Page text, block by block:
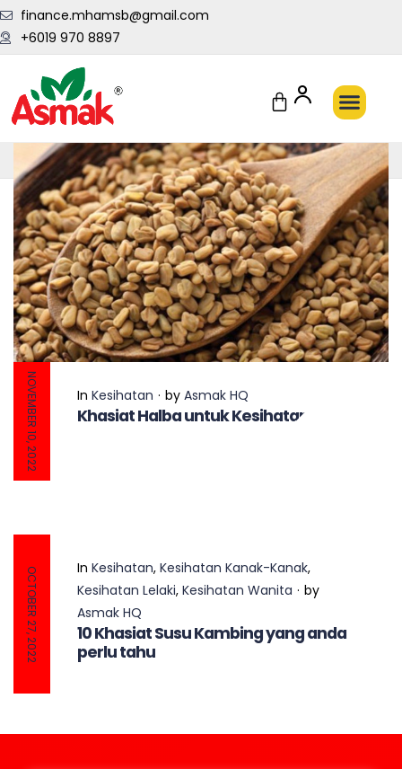
+6019 970 8897
finance.mhamsb@gmail.com
Penghantaran Pantas Setiap Hari
NOVEMBER 10, 2022 In Kesihatan by Asmak HQ
Khasiat Halba untuk Kesihatan
OCTOBER 27, 2022 In Kesihatan, Kesihatan Kanak-Kanak,
Kesihatan Lelaki, Kesihatan Wanita
by
Asmak HQ
10 Khasiat Susu Kambing yang anda
perlu tahu